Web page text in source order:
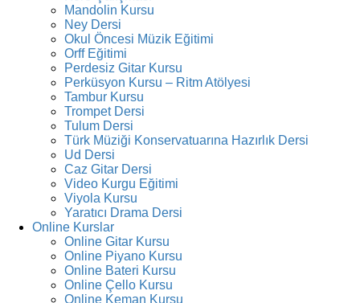
Mandolin Kursu
Ney Dersi
Okul Öncesi Müzik Eğitimi
Orff Eğitimi
Perdesiz Gitar Kursu
Perküsyon Kursu – Ritm Atölyesi
Tambur Kursu
Trompet Dersi
Tulum Dersi
Türk Müziği Konservatuarına Hazırlık Dersi
Ud Dersi
Caz Gitar Dersi
Video Kurgu Eğitimi
Viyola Kursu
Yaratıcı Drama Dersi
Online Kurslar
Online Gitar Kursu
Online Piyano Kursu
Online Bateri Kursu
Online Çello Kursu
Online Keman Kursu